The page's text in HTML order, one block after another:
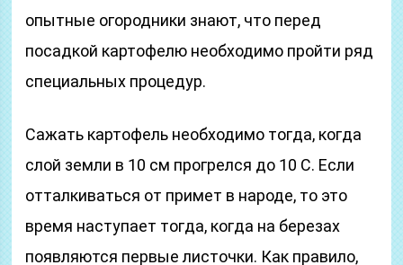
опытные огородники знают, что перед
посадкой картофелю необходимо пройти ряд
специальных процедур.
Сажать картофель необходимо тогда, когда
слой земли в 10 см прогрелся до 10 С. Если
отталкиваться от примет в народе, то это
время наступает тогда, когда на березах
появляются первые листочки. Как правило,